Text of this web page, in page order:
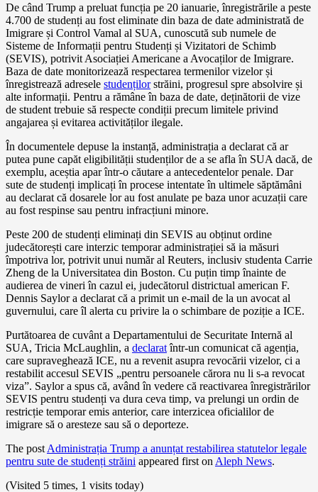
De când Trump a preluat funcția pe 20 ianuarie, înregistrările a peste
4.700 de studenți au fost eliminate din baza de date administrată de
Imigrare și Control Vamal al SUA, cunoscută sub numele de
Sisteme de Informații pentru Studenți și Vizitatori de Schimb
(SEVIS), potrivit Asociației Americane a Avocaților de Imigrare.
Baza de date monitorizează respectarea termenilor vizelor și
înregistrează adresele studențilorstrăini, progresul spre absolvire și
alte informații. Pentru a rămâne în baza de date, deținătorii de vize
de student trebuie să respecte condiții precum limitele privind
angajarea și evitarea activităților ilegale.
În documentele depuse la instanță, administrația a declarat că ar
putea pune capăt eligibilității studenților de a se afla în SUA dacă, de
exemplu, aceștia apar într-o căutare a antecedentelor penale. Dar
sute de studenți implicați în procese intentate în ultimele săptămâni
au declarat că dosarele lor au fost anulate pe baza unor acuzații care
au fost respinse sau pentru infracțiuni minore.
Peste 200 de studenți eliminați din SEVIS au obținut ordine
judecătorești care interzic temporar administrației să ia măsuri
împotriva lor, potrivit unui număr al Reuters, inclusiv studenta Carrie
Zheng de la Universitatea din Boston. Cu puțin timp înainte de
audierea de vineri în cazul ei, judecătorul districtual american F.
Dennis Saylor a declarat că a primit un e-mail de la un avocat al
guvernului, care îl alerta cu privire la o schimbare de poziție a ICE.
Purtătoarea de cuvânt a Departamentului de Securitate Internă al
SUA, Tricia McLaughlin, a declaratîntr-un comunicat că agenția,
care supraveghează ICE, nu a revenit asupra revocării vizelor, ci a
restabilit accesul SEVIS „pentru persoanele cărora nu li s-a revocat
viza”. Saylor a spus că, având în vedere că reactivarea înregistrărilor
SEVIS pentru studenți va dura ceva timp, va prelungi un ordin de
restricție temporar emis anterior, care interzicea oficialilor de
imigrare să o aresteze sau să o deporteze.
The post Administrația Trump a anunțat restabilirea statutelor legale
pentru sute de studenți străini appeared first on Aleph News.
(Visited 5 times, 1 visits today)